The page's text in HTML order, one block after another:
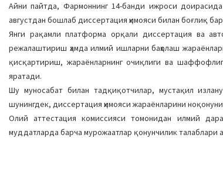
Айни пайтда, Фармоннинг 14-банди ижроси
августдан бошлаб диссертация ҳимояси билан боғлиқ
Янги рақамли платформа орқали диссертация ва
режалаштириш ҳамда илмий ишларни баҳолаш
қисқартириш, жараёнларнинг очиқлиги ва
яратади.
Шу муносабат билан тадқиқотчилар, мустақил
шунингдек, диссертация ҳимояси жараёнларини
Олий аттестация комиссияси томонидан илмий
муддатларда барча мурожаатлар қонунчилик талаблари